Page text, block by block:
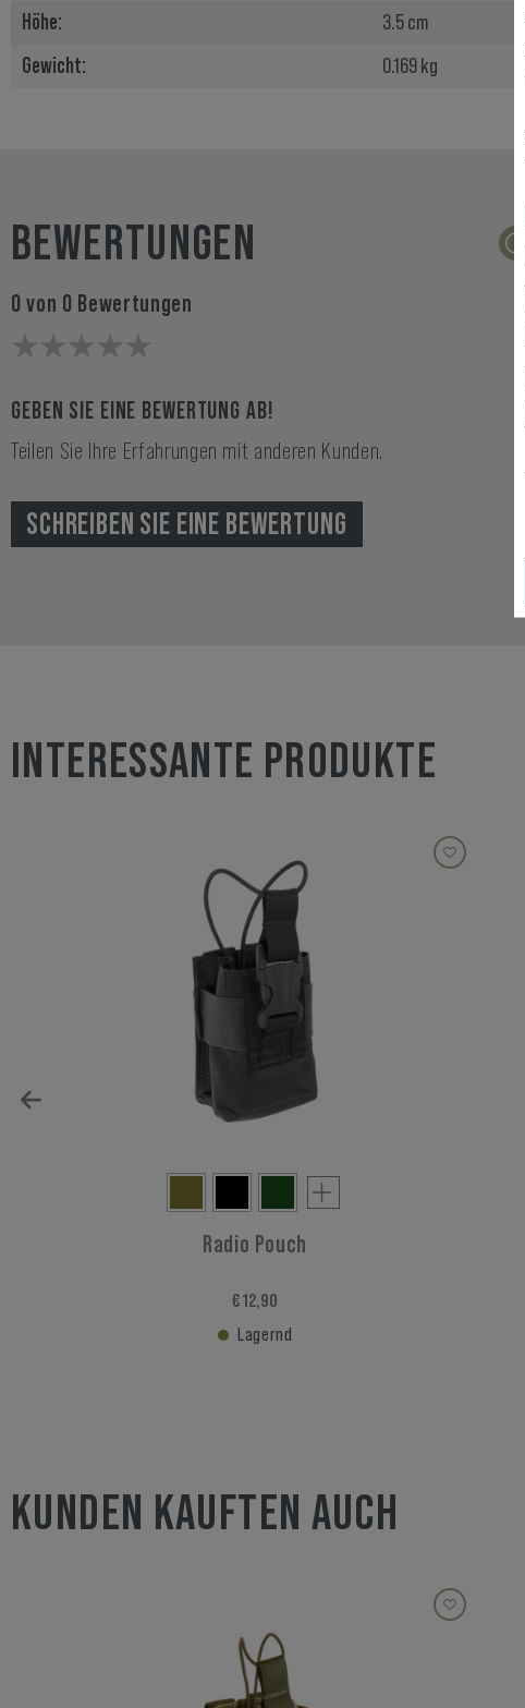
Höhe:
3.5 cm
Gewicht:
0.169 kg
BEWERTUNGEN
0 von 0 Bewertungen
GEBEN SIE EINE BEWERTUNG AB!
Teilen Sie Ihre Erfahrungen mit anderen Kunden.
SCHREIBEN SIE EINE BEWERTUNG
INTERESSANTE PRODUKTE
Radio Pouch
€ 12,90
Lagernd
KUNDEN KAUFTEN AUCH